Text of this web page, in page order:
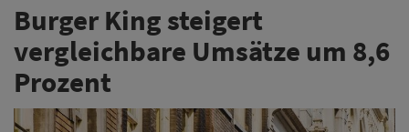
Burger King steigert
vergleichbare Umsätze um 8,6
Prozent